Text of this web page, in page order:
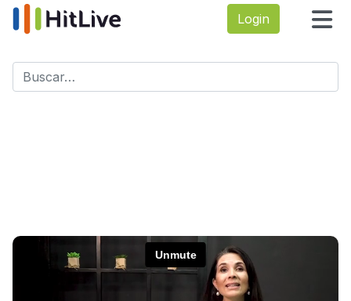
Login
Buscar